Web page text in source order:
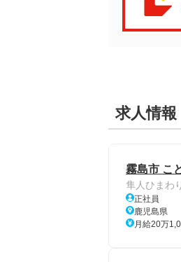
求人情報
霧島市 こ
隼人ひまわ
正社員
鹿児島県
月給20万